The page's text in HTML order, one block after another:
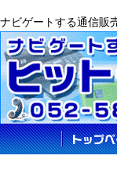
ナビゲートする通信販